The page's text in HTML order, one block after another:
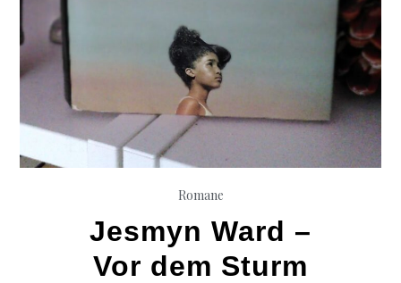
Romane
Jesmyn Ward –
Vor dem Sturm